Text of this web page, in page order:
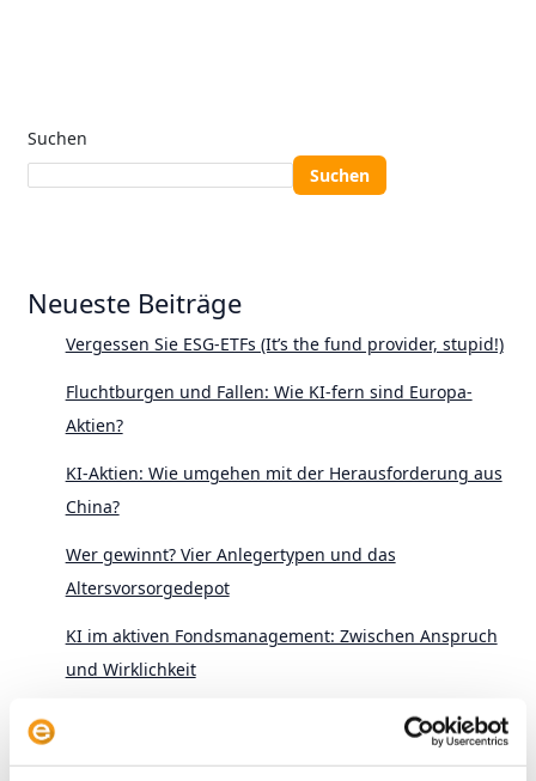
Suchen
Suchen
Neueste Beiträge
Vergessen Sie ESG-ETFs (It’s the fund provider, stupid!)
Fluchtburgen und Fallen: Wie KI-fern sind Europa-
Aktien?
KI-Aktien: Wie umgehen mit der Herausforderung aus
China?
Wer gewinnt? Vier Anlegertypen und das
Altersvorsorgedepot
KI im aktiven Fondsmanagement: Zwischen Anspruch
und Wirklichkeit